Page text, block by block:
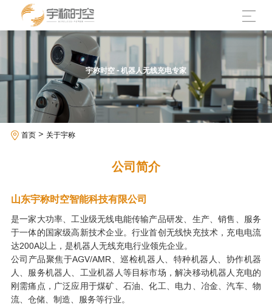
宇称时空 - 机器人无线充电专家
首页> 关于宇称
公司简介
山东宇称时空智能科技有限公司
是一家大功率、工业级无线电能传输产品研发、生产、销售、服务
于一体的国家级高新技术企业。行业首创无线快充技术，充电电流
达200A以上，是机器人无线充电行业领先企业。
公司产品聚焦于AGV/AMR、巡检机器人、特种机器人、协作机器
人、服务机器人、工业机器人等目标市场，解决移动机器人充电的
刚需痛点，广泛应用于煤矿、石油、化工、电力、冶金、汽车、物
流、仓储、制造、服务等行业。